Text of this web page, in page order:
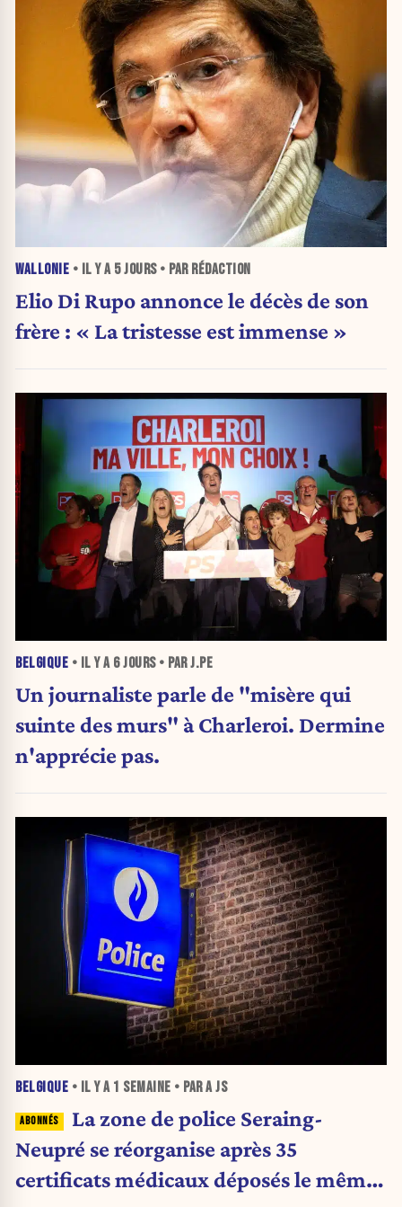
WALLONIE • IL Y A 5 JOURS• PAR RÉDACTION
Elio Di Rupo annonce le décès de son
frère : « La tristesse est immense »
BELGIQUE • IL Y A 6 JOURS• PAR J.PE
Un journaliste parle de "misère qui
suinte des murs" à Charleroi. Dermine
n'apprécie pas.
BELGIQUE • IL Y A 1 SEMAINE • PAR A JS
La zone de police Seraing-
Neupré se réorganise après 35
certificats médicaux déposés le même